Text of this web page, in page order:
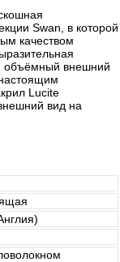
Swan, в которой
качеством
объёмный внешний
Lucite
вид на